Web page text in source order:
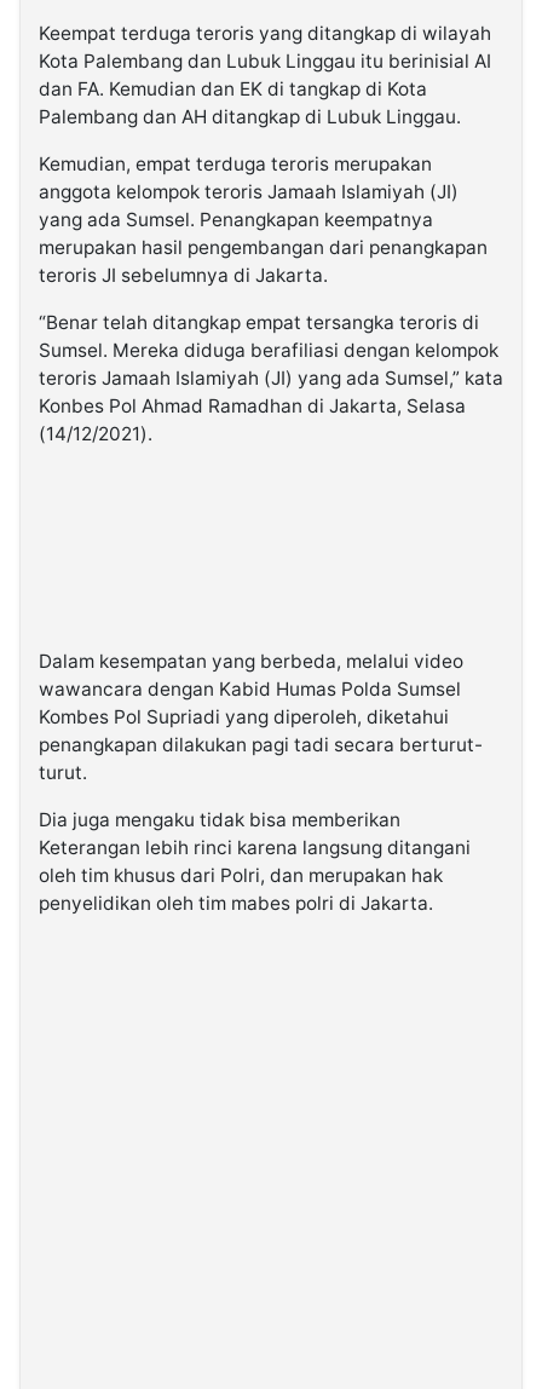
Keempat terduga teroris yang ditangkap di wilayah
Kota Palembang dan Lubuk Linggau itu berinisial AI
dan FA. Kemudian dan EK di tangkap di Kota
Palembang dan AH ditangkap di Lubuk Linggau.
Kemudian, empat terduga teroris merupakan
anggota kelompok teroris Jamaah Islamiyah (JI)
yang ada Sumsel. Penangkapan keempatnya
merupakan hasil pengembangan dari penangkapan
teroris JI sebelumnya di Jakarta.
“Benar telah ditangkap empat tersangka teroris di
Sumsel. Mereka diduga berafiliasi dengan kelompok
teroris Jamaah Islamiyah (JI) yang ada Sumsel,” kata
Konbes Pol Ahmad Ramadhan di Jakarta, Selasa
(14/12/2021).
Dalam kesempatan yang berbeda, melalui video
wawancara dengan Kabid Humas Polda Sumsel
Kombes Pol Supriadi yang diperoleh, diketahui
penangkapan dilakukan pagi tadi secara berturut-
turut.
Dia juga mengaku tidak bisa memberikan
Keterangan lebih rinci karena langsung ditangani
oleh tim khusus dari Polri, dan merupakan hak
penyelidikan oleh tim mabes polri di Jakarta.